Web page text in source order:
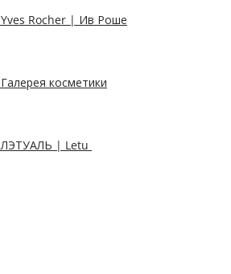
Yves Rocher | Ив Роше
Галерея косметики
ЛЭТУАЛЬ | Letu